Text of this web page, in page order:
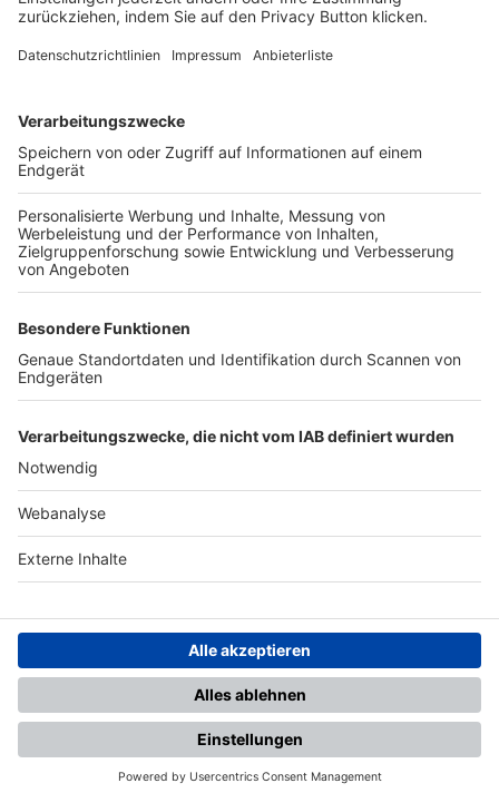
FOLGE DEM BFV
TOP-VEREINE
TOP-PARTNER
Nutzungsbedingungen Datenschutz Impressum